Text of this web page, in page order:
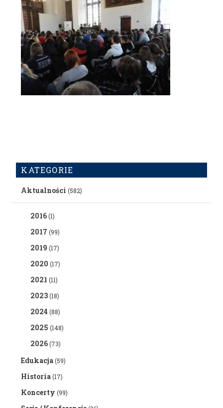
KATEGORIE
Aktualności (582)
2016(1)
2017 (99)
2019 (17)
2020 (17)
2021 (11)
2023(18)
2024 (88)
2025 (148)
2026(73)
Edukacja(59)
Historia(17)
Koncerty (99)